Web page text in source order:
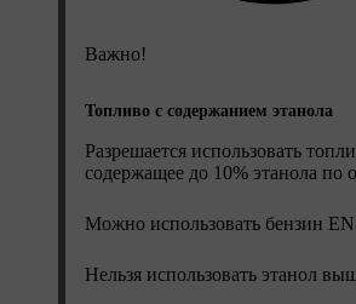
Важно!
Топливо с содержанием этанола
Разрешается использовать
содержащее до 10% этанола по
Можно использовать бензин
Нельзя использовать этанол